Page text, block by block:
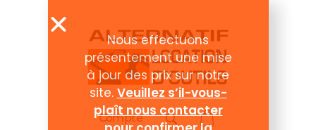
Compte
Nous effectuons
présentement une mise
à jour des prix sur notre
site. Veuillez s’il-vous-
plaît nous contacter